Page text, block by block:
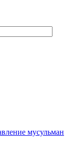
мусульман